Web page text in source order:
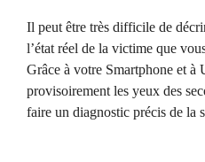
Il peut être très difficile de
l’état réel de la victime que
Grâce à votre Smartphone et à
provisoirement les yeux des
faire un diagnostic précis de la